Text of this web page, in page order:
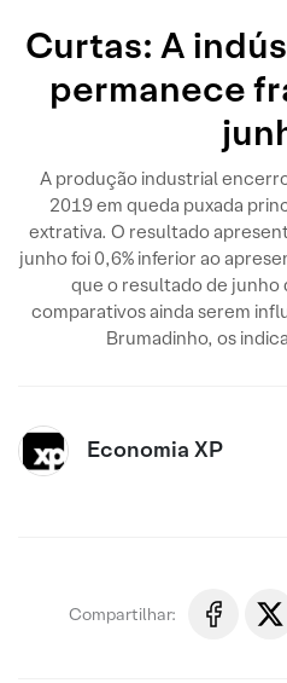
Curtas: A
permanece
A produção industrial
2019 em queda puxada
extrativa. O resultado
junho foi 0,6% inferior ao
que o resultado de junho
comparativos ainda serem
Brumadinho, os
Economia XP
Compartilhar: